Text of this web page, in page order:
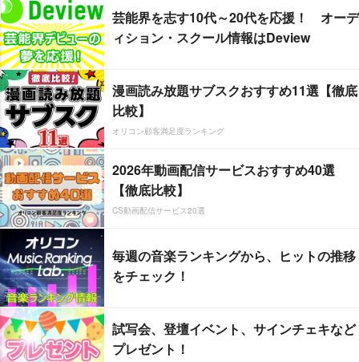
芸能界を志す10代～20代を応援！ オーデ
ィション・スクール情報はDeview
漫画読み放題サブスクおすすめ11選【徹底
比較】
オリコン顧客満足度ランキング
2026年動画配信サービスおすすめ40選
【徹底比較】
CS動画配信サービス20選
毎週の音楽ランキングから、ヒットの推移
をチェック！
試写会、登壇イベント、サインチェキなど
プレゼント！